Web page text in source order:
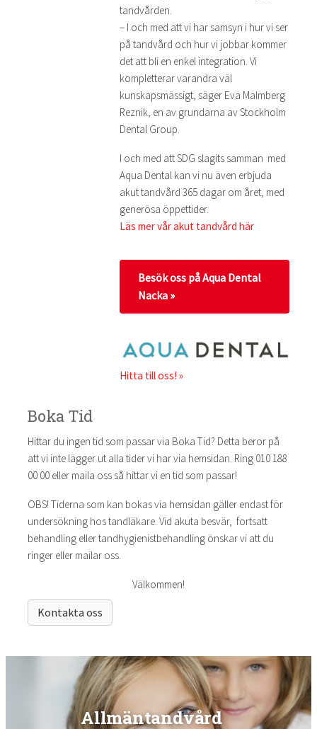
tandvården.
– I och med att vi har samsyn i hur vi ser
på tandvård och hur vi jobbar kommer
det att bli en enkel integration. Vi
kompletterar varandra väl
kunskapsmässigt, säger Eva Malmberg
Reznik, en av grundarna av Stockholm
Dental Group.
I och med att SDG slagits samman med
Aqua Dental kan vi nu även erbjuda
akut tandvård 365 dagar om året, med
generösa öppettider.
Läs mer vår akut tandvård här
Besök oss på Aqua Dental
Nacka »
Hitta till oss! »
Boka Tid
Hittar du ingen tid som passar via Boka Tid? Detta beror på
att vi inte lägger ut alla tider vi har via hemsidan. Ring 010 188
00 00 eller maila oss så hittar vi en tid som passar!
OBS! Tiderna som kan bokas via hemsidan gäller endast för
undersökning hos tandläkare. Vid akuta besvär, fortsatt
behandling eller tandhygienistbehandling önskar vi att du
ringer eller mailar oss.
Välkommen!
Kontakta oss
Allmäntandvård